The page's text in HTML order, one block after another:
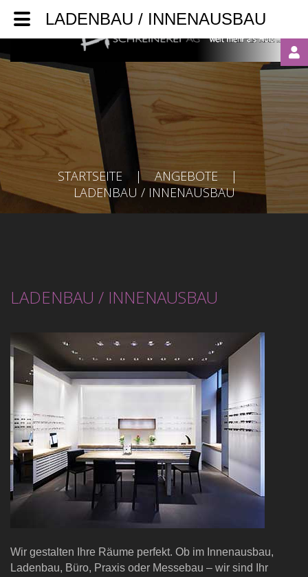
LADENBAU / INNENAUSBAU
STARTSEITE | ANGEBOTE
|
LADENBAU / INNENAUSBAU
LADENBAU / INNENAUSBAU
Wir gestalten Ihre Räume perfekt. Ob im Innenausbau,
Ladenbau, Büro, Praxis oder Messebau – wir sind Ihr
LOGIN
OR
REGISTER
Erinnerung
Haben
Sie
den
Haben
Sie
das
Passwort
vergessen?